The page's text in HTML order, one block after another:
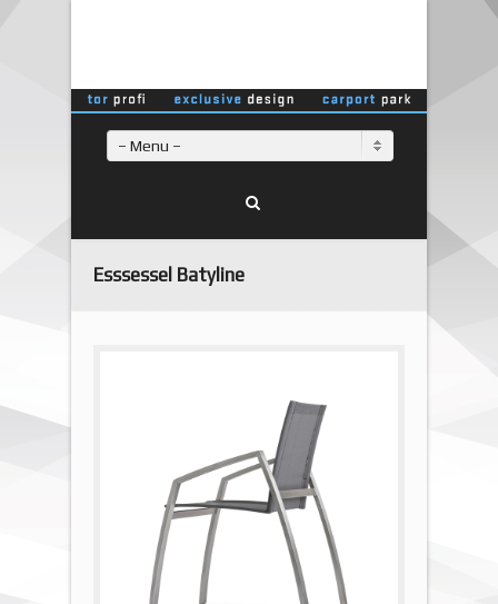
– Menu –
Esssessel Batyline